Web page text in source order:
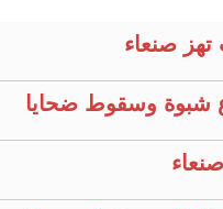
صنعاء
وسقوط ضحايا